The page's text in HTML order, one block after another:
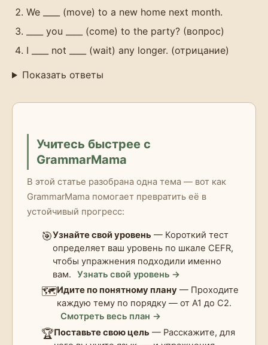
We ____ (move) to a new home next month.
____ you ____ (come) to the party? (вопрос)
I ____ not ____ (wait) any longer. (отрицание)
Показать ответы
Учитесь быстрее с
GrammarMama
В этой статье разобрана одна тема — вот как
GrammarMama помогает превратить её в
устойчивый прогресс:
🎯Узнайте свой уровень — Короткий тест
определяет ваш уровень по шкале CEFR,
чтобы упражнения подходили именно
вам.
Узнать свой уровень →
🗺️Идите по понятному плану — Проходите
каждую тему по порядку — от A1 до C2.
Смотреть весь план →
🏆Поставьте свою цель — Расскажите, для